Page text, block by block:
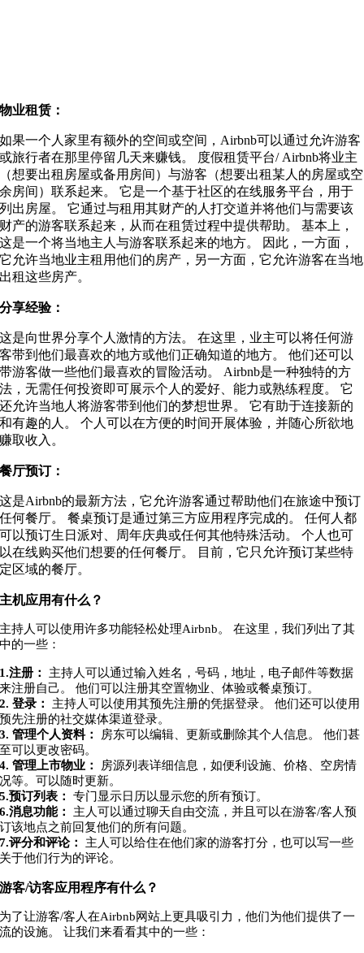
物业租赁：
如果一个人家里有额外的空间或空间，Airbnb可以通过允许游客
或旅行者在那里停留几天来赚钱。 度假租赁平台/ Airbnb将业主
（想要出租房屋或备用房间）与游客（想要出租某人的房屋或空
余房间）联系起来。 它是一个基于社区的在线服务平台，用于
列出房屋。 它通过与租用其财产的人打交道并将他们与需要该
财产的游客联系起来，从而在租赁过程中提供帮助。 基本上，
这是一个将当地主人与游客联系起来的地方。 因此，一方面，
它允许当地业主租用他们的房产，另一方面，它允许游客在当地
出租这些房产。
分享经验：
这是向世界分享个人激情的方法。 在这里，业主可以将任何游
客带到他们最喜欢的地方或他们正确知道的地方。 他们还可以
带游客做一些他们最喜欢的冒险活动。 Airbnb是一种独特的方
法，无需任何投资即可展示个人的爱好、能力或熟练程度。 它
还允许当地人将游客带到他们的梦想世界。 它有助于连接新的
和有趣的人。 个人可以在方便的时间开展体验，并随心所欲地
赚取收入。
餐厅预订：
这是Airbnb的最新方法，它允许游客通过帮助他们在旅途中预订
任何餐厅。 餐桌预订是通过第三方应用程序完成的。 任何人都
可以预订生日派对、周年庆典或任何其他特殊活动。 个人也可
以在线购买他们想要的任何餐厅。 目前，它只允许预订某些特
定区域的餐厅。
主机应用有什么？
主持人可以使用许多功能轻松处理Airbnb。 在这里，我们列出了其
中的一些：
1.注册：
主持人可以通过输入姓名，号码，地址，电子邮件等数据
来注册自己。 他们可以注册其空置物业、体验或餐桌预订。
2. 登录：
主持人可以使用其预先注册的凭据登录。 他们还可以使用
预先注册的社交媒体渠道登录。
3. 管理个人资料：
房东可以编辑、更新或删除其个人信息。 他们甚
至可以更改密码。
4. 管理上市物业：
房源列表详细信息，如便利设施、价格、空房情
况等。可以随时更新。
5.预订列表：
专门显示日历以显示您的所有预订。
6.消息功能：
主人可以通过聊天自由交流，并且可以在游客/客人预
订该地点之前回复他们的所有问题。
7.评分和评论：
主人可以给住在他们家的游客打分，也可以写一些
关于他们行为的评论。
游客/访客应用程序有什么？
为了让游客/客人在Airbnb网站上更具吸引力，他们为他们提供了一
流的设施。 让我们来看看其中的一些：